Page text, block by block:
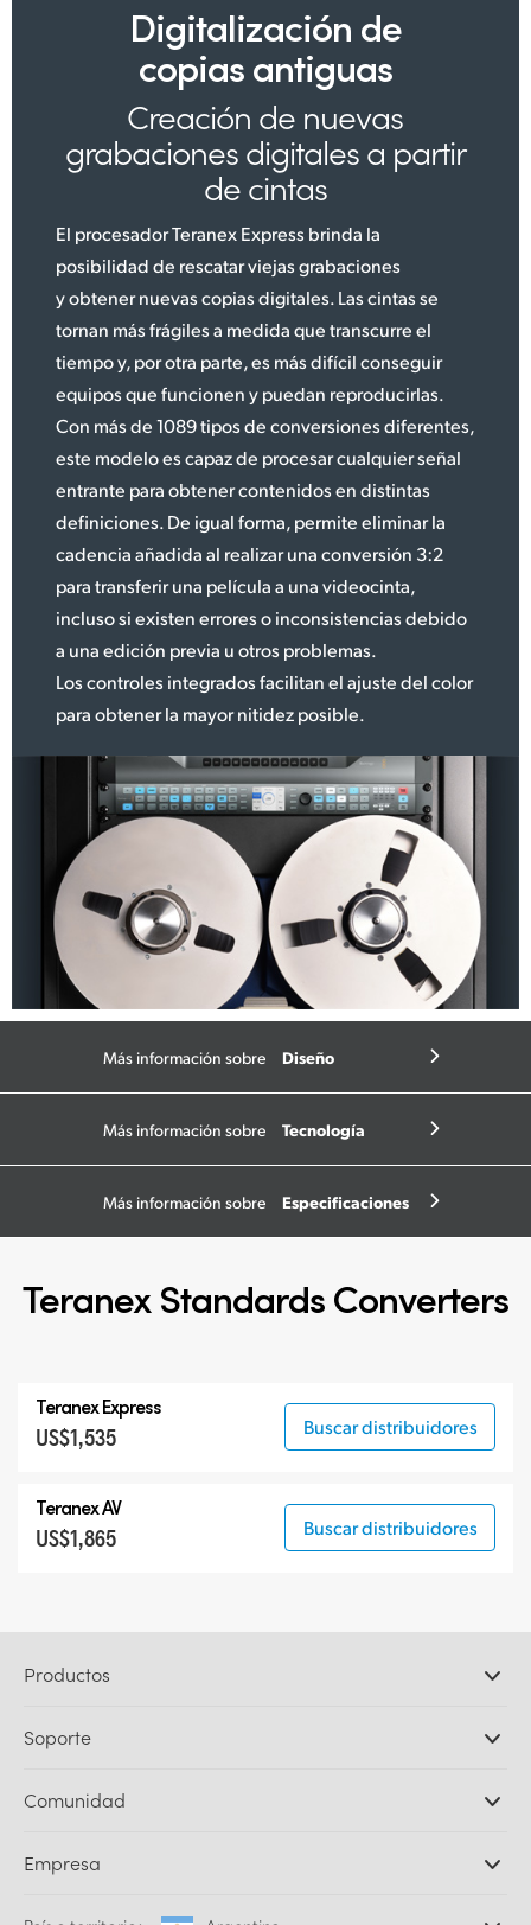
Digitalización de
copias antiguas
Creación de nuevas
grabaciones digitales a partir
de cintas
El procesador Teranex Express brinda la
posibilidad de rescatar viejas grabaciones
y obtener nuevas copias digitales. Las cintas se
tornan más frágiles a medida que transcurre el
tiempo y, por otra parte, es más difícil conseguir
equipos que funcionen y puedan reproducirlas.
Con más de 1089 tipos de conversiones diferentes,
este modelo es capaz de procesar cualquier señal
entrante para obtener contenidos en distintas
definiciones. De igual forma, permite eliminar la
cadencia añadida al realizar una conversión 3:2
para transferir una película a una videocinta,
incluso si existen errores o inconsistencias debido
a una edición previa u otros problemas.
Los controles integrados facilitan el ajuste del color
para obtener la mayor nitidez posible.
Más información sobre Diseño
Más información sobre Tecnología
Más información sobre Especificaciones
Teranex Standards Converters
Teranex Express
US$1,535 Buscar distribuidores
Teranex AV
US$1,865 Buscar distribuidores
Productos
DaVinci Resolve y Fusion
Ultimatte
Captura y reproducción
Conversión de formatos
Soporte
Centro de soporte técnico
Comunidad
Empresa